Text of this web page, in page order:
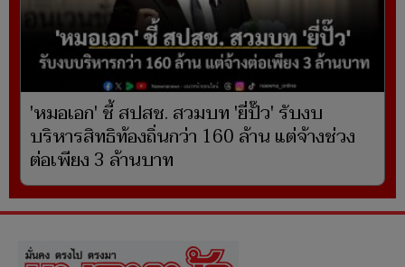
'หมอเอก' ชี้ สปสช. สวมบท 'ยี่ปั๊ว' รับงบ
บริหารสิทธิท้องถิ่นกว่า 160 ล้าน แต่จ้างช่วง
ต่อเพียง 3 ล้านบาท